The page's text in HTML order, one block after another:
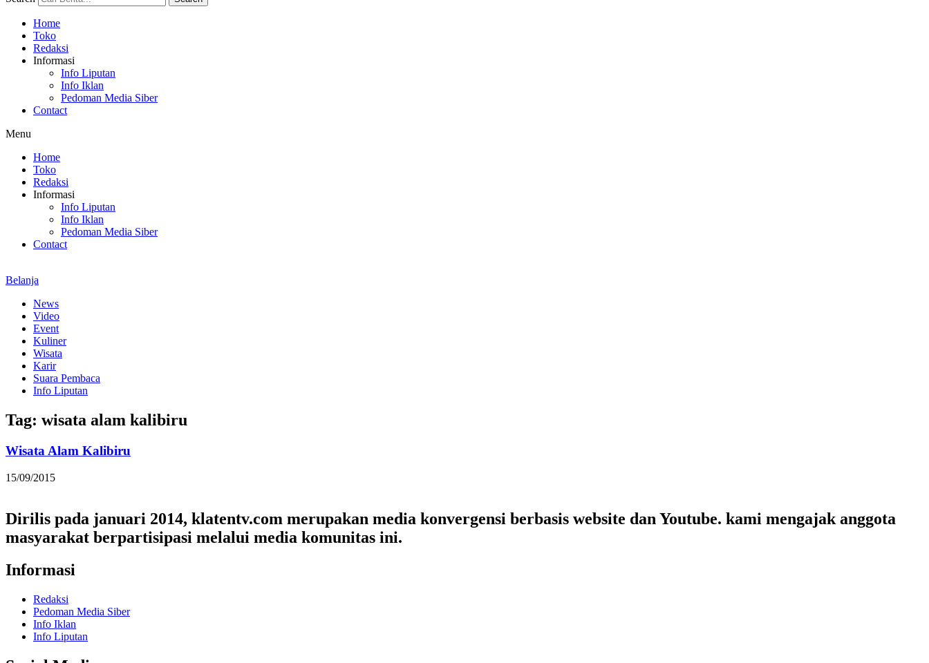
Home
Toko
Redaksi
Informasi
Info Liputan
Info Iklan
Pedoman Media Siber
Contact
Menu
Home
Toko
Redaksi
Informasi
Info Liputan
Info Iklan
Pedoman Media Siber
Contact
Belanja
News
Video
Event
Kuliner
Wisata
Karir
Suara Pembaca
Info Liputan
Tag: wisata alam kalibiru
Wisata Alam Kalibiru
15/09/2015
Dirilis pada januari 2014, klatentv.com merupakan media konvergensi berbasis website dan Youtube. kami mengajak anggota
masyarakat berpartisipasi melalui media komunitas ini.
Informasi
Redaksi
Pedoman Media Siber
Info Iklan
Info Liputan